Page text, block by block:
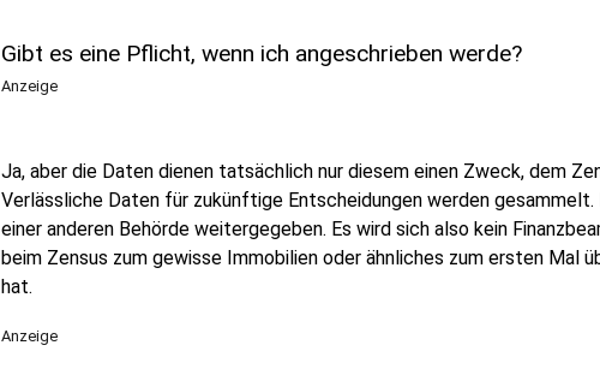
Gibt es eine Pflicht, wenn ich angeschrieben werde?
Anzeige
Ja, aber die Daten dienen tatsächlich nur diesem einen Zweck, dem
Verlässliche Daten für zukünftige Entscheidungen werden
einer anderen Behörde weitergegeben. Es wird sich also kein
beim Zensus zum gewisse Immobilien oder ähnliches zum ersten Mal
hat.
Anzeige